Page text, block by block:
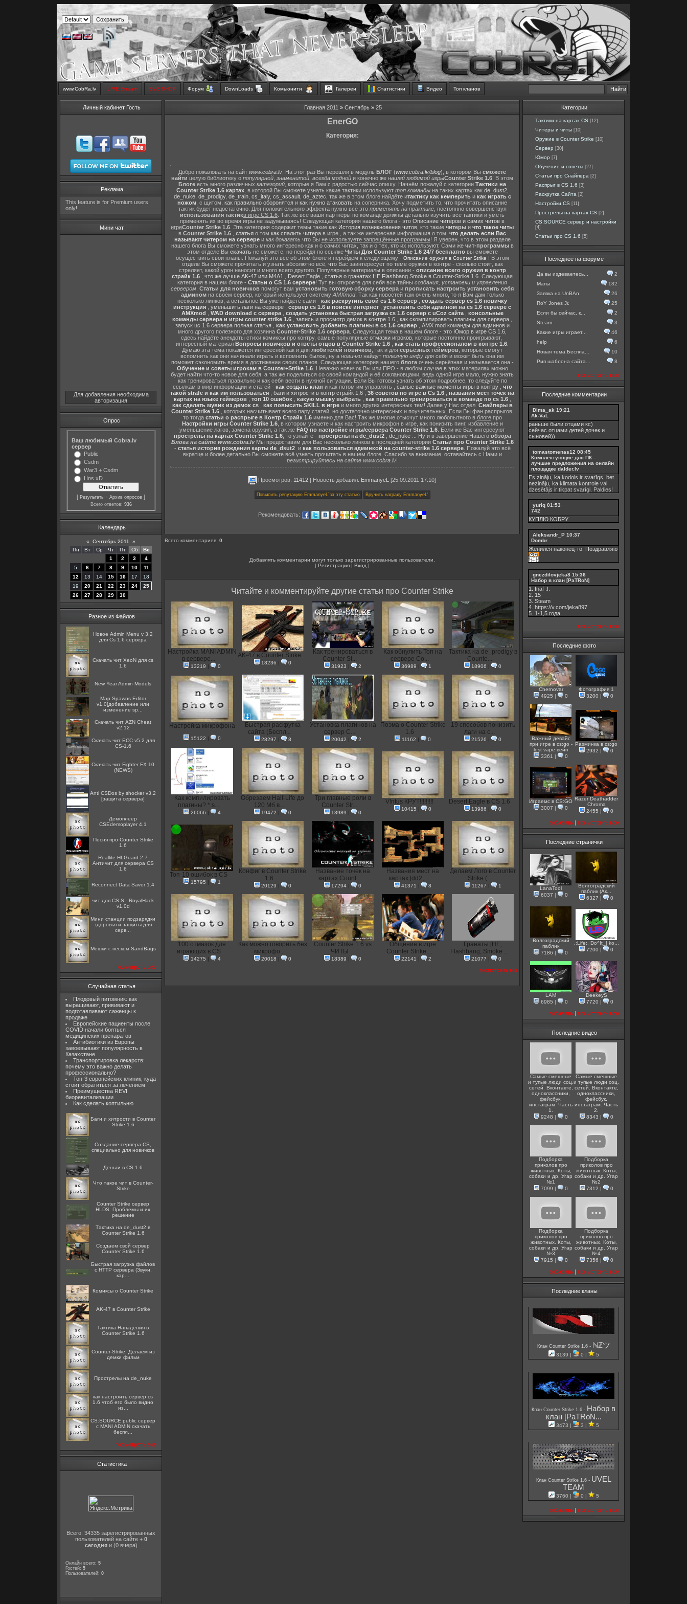
www.CobRa.lv LIVE Stream SMS SHOP Форум DownLoads Комьюнити Галереи Статистики Видео Топ кланов
Личный кабинет Гость
Реклама
This feature is for Premium users
only!
Мини чат
Для добавления необходима
авторизация
Опрос
Ваш любимый Cobra.lv
сервер
Public
Csdm
War3 + Csdm
Hns xD
[ Результаты · Архив опросов ]
Всего ответов: 936
Календарь
« Сентябрь 2011
»
Пн
Вт Ср Чт Пт Сб
Вс
1
2 3
4
5
6 7 8 9 10
11
12
13 14 15 16 17
18
19
20 21 22 23 24
25
26
27 28 29 30
Разное из Файлов
Новое Admin Menu v 3.2
для Cs 1.6 сервера
Скачать чит XeoN для cs
1.6
New Year Admin Models
Map Spawns Editor
v1.0[добавление или
изменение sp...
Скачать чит AZN Cheat
v2.12
Скачать чит ECC v5.2 для
CS-1.6
Скачать чит Fighter FX 10
(NEWS)
Anti CSDos by shocker v3.2
[защита сервера]
Демоплеер
CSEdemoplayer 4.1
Песня про Counter Strike
1.6
Reallite HLGuard 2.7
Aнтичит для сервера CS
1.6
Reconnect Data Saver 1.4
чит для CS:S - RoyalHack
v1.0d
Мини станции подзарядки
здоровья и защиты для
серв...
Мешки с песком SandBags
посмотреть все
Случайная статья
Плодовый питомник: как
выращивают, прививают и
подготавливают саженцы к
продаже
Европейские пациенты после
COVID начали бояться
медицинских препаратов
Антибиотики из Европы
завоевывают популярность в
Казахстане
Транспортировка лекарств:
почему это важно делать
профессионально?
Топ-3 европейских клиник, куда
стоит обратиться за лечением
Преимущества REVI
биоревитализации
Как сделать коптильню
Баги и хитрости в Counter
Strike 1.6
Создание сервера CS,
специально для новичков
Деньги в CS 1.6
Что такое чит в Counter-
Strike
Counter Strike сервер
HLDS: Проблемы и их
решение
Тактика на de_dust2 в
Counter Strike 1.6
Создаем свой сервер
Counter Strike 1.6
Быстрая загрузка файлов
с HTTP сервера (Звуки,
кар...
Комиксы о Counter Strike
AK-47 в Counter Strike
Тактика Нападения в
Counter Strike 1.6
Counter-Strike: Делаем из
демки фильм
Прострелы на de_nuke
как настроить сервер cs
1.6 чтоб его было видно
из...
CS:SOURCE public сервер
с MANI ADMIN скачать
беспл...
посмотреть все
Статистика
Всего: 34335 зарегистрированных
пользователей на сайте + 0
сегодняи (0 вчера)
Онлайн всего: 5
Гостей: 5
Пользователей: 0
Главная 2011 » Сентябрь » 25
EnerGO
Категория:
Добро пожаловать на сайт www.cobra.lv . На этот раз Вы перешли в модуль БЛОГ (www.cobra.lv/blog), в котором Вы сможете
найти целую библиотеку о популярной знаменитой всегда модной и конечно же нашей любимой игрыCounter Strike 1.6! В этом
Блоге есть много различных категорий , которые я Вам с радостью сейчас опишу. Начнём пожалуй с категории Тактики на
Counter Strike 1.6 картах, в которой Вы сможете узнать какие тактики используют топ командына таких картах как de_dust2,
de_nuke, de_prodigy, de_train, cs_italy, cs_assault, de_aztec , так же в этом блоге найдёте итактику как кемперитьи как играть с
ножом , с щитом, как правильно оборонятся и как нужно атаковать на соперника. Хочу подметить то, что прочитать описание
тактик будет недостаточно. Для положительного эффекта нужно всё это применять на практике, постоянно совершенствуя
использования тактикв игре CS 1.6 . Так же все ваши партнёры по команде должны детально изучить все тактики и уметь
применять их во время игры не задумываясь! Следующая категория нашего блога - это Описание читеров и самих читов в
игреCounter Strike 1.6 . Эта категория содержит темы такие как История возникновения читов , кто такие читеры и что такое читы
в Counter Strike 1.6 статья о том как спалить читера в игре , а так же интересная информация о том, что делать если Вас
называют читером на сервереи как доказать что Вы не используете запрещённые программы! Я уверен, что в этом разделе
нашего блога Вы сможете узнать много интересно как и о самих читах, так и о тех, кто их используют. Сами же чит-программыв
этом отделе Вы скачатьне сможете, но перейдя по ссылке Читы Для Counter Strike 1.6 24/7 бесплатновы сможете
осуществить свои планы. Пожалуй это всё об этом блоге и перейдём к следующему - Описание оружия в Counter Strike ! В этом
отделе Вы сможете прочитать и узнать абсолютно всё, что Вас заинтересует по теме оружия в контре - сколько стоит, как
стреляет, какой урон наносит и много всего другого. Популярные материалы в описании - описание всего оружия в контр
страйк 1.6
что же лучше AK-47 или M4A1 Desert Eagle статья о гранатах HE Flashbang Smoke в Counter-Strike 1.6 . Следующая
категория в нашем блоге - Статьи о CS 1.6 сервере! Тут вы откроете для себя все тайны создания, установки и управления
сервером Статьи для новичков помогут вам установить готовую сборку сервера и прописать настроить установить себя
админомна своём сервер, который использует систему AMXmod. Так как новостей там очень много, то я Вам дам только
несколько линков, а остальное Вы уже найдёте сами - как раскрутить свой cs 1.6 сервер
создать сервер cs 1.6 новичку
инструкция
уменьшить лаги на сервере сервер cs 1.6 в поиске интернет
установить себя админом на cs 1.6 сервере с
AMXmod
WAD download с сервера, создать установка быстрая загрузка cs 1.6 сервер с uCoz сайта, консольные
команды сервера и игры counter strike 1.6
запись и просмотр демок в контре 1.6 как скомпилировать плагины для сервера
запуск цс 1.6 сервера полная статья, как установить добавить плагины в cs 1.6 сервер, AMX mod команды для админови
много другого полезного для хозяина Counter-Strike 1.6 сервера . Следующая тема в нашем блоге - это Юмор в игре CS 1.6
сдесь найдёте анекдоты стихи комиксы про контру, самые популярные отмазки игроков , которые постоянно проигрывают,
интересный материал Вопросы новичков и ответы отцов в Counter Strike 1.6 как стать профессионалом в контре 1.6
Думаю эта тема покажется интересной как и для любителей новичков , так и для серьёзных геймеров , которые смогут
вспомнить как они начинали играть и вспомнить былое, ну а новички найдут полезную инфу для себя и может быть она им
поможет сэкономить время в достижении своих планов. Следующая категория нашего блогаочень серьёзная и называется она -
Обучение и советы игрокам в Counter+Strike 1.6. Неважно новичок Вы или ПРО - в любом случае в этих материлах можно
будет найти что-то новое для себя, а так же поделиться со своей командой и её соклановцами, ведь одной игре мало, нужно знать
как тренироваться правильно и как себя вести в нужной ситуации. Если Вы готовы узнать об этом подробнее, то следуйте по
ссылкам в мир информации и статей - как создать клан и как потом им управлять , самые важные моменты игры в контру, что
такой strafe и как им пользоваться
баги и хитрости в контр страйк 1.6 36 советов по игре в Cs 1.6
названия мест точек на
картах на языке геймеров, топ 10 ошибок, какую мышку выбрать, как правильно тренироваться в команде по cs 1.6,
как сделать мувик из демок cs, как повысить SKILL в игреи много других интересных тем! Далее у Нас отдел Снайперы в
Counter Strike 1.6, которых насчитывает всего пару статей, но достаточно интересных и поучительных. Если Вы фан распрыгов,
то тогда статьи о распрыге в Контр Страйк 1.6именно для Вас! Так же многие отысчут много любопытного в блогепро
Настройки игры Counter Strike 1.6, в котором узнаете и как настроить микрофон в игре, как понизить пинг, избавление и
уменьшение лагов, замена оружия, а так же FAQ по настройке игры/сервера Counter Strike 1.6 . Если же Вас интересуют
прострелы на картах Counter Strike 1.6, то узнайте - прострелы на de_dust2, de_nuke... Ну и в завершение Нашего обзора
Блога на сайте www.cobra.lvМы предоставим для Вас несколько линков в последней категории Статьи про Counter Strike 1.6
- статья история рождения карты de_dsut2и как пользоваться админкой на counter-strike 1.6 сервере. Пожалуй это всё
вкратце и более детально Вы сможете всё узнать прочитать в нашем блоге. Спасибо за внимание, оставайтесь с Нами и
регистрируйтесь на сайте www.cobra.lv!
Просмотров: 11412 | Новость добавил: EmmanyeL [25.09.2011 17:10]
Рекомендовать:
Всего комментариев: 0
Добавлять комментарии могут только зарегистрированные пользователи.
[ Регистрация | Вход ]
Читайте и комментируйте другие статьи про Counter Strike
Настройка MANI ADMIN
в сервере...
13219 | 0
AK-47 в Counter Strike
18236 | 0
Как тренироваться в
Counter St...
31923 | 2
Как обнулить Топ на
сервере Co...
36989 | 1
Тактика на de_prodigy в
Counte...
18906 | 0
Настройка микрофона
15122 | 0
Быстрая раскрутка
сайта (Беспл...
28297 | 8
Установка плагинов на
сервер C...
20042 | 2
Поэма о Counter Strike
1.6
11162 | 0
19 способов понизить
лаги на с...
21526 | 0
Как компилировать
плагины? *.s...
26066 | 4
Обрезаем Half-Life до
120 Мб в...
19472 | 0
Три главные роли в
Counter Str...
13989 | 0
V!ntus КРУТ!!!!!!!!!
10415 | 0
Desert Eagle в CS 1.6
13986 | 0
Топ-10 ошибок в CS
15795 | 1
Конфиг в Counter Strike
1.6
20129 | 0
Название точек на
картах Count...
17294 | 0
Названия мест на
картах [dd2, ...
41371 | 8
Делаем Лого в Counter
Strike (...
11267 | 1
100 отмазок для
играющих в CS
14275 | 4
Как можно говорить без
микрофо...
20018 | 0
Counter Strike 1.6 vs
ЧИТЫ
18389 | 0
Общение в игре
Counter Strike ...
22141 | 2
Гранаты [HE,
Flashbang, Smoke ...
21077 |
0
посмотреть все
Категории
Тактики на картах CS [12]
Читеры и читы [10]
Оружие в Counter Strike [10]
Сервер [30]
Юмор [7]
Обучение и советы [27]
Статьи про Снайпера [2]
Распрыг в CS 1.6 [3]
Раскрутка Сайта [2]
Настройки CS [11]
Прострелы на картах CS [2]
CS:SOURCE сервер и настройки
[4]
Статьи про CS 1.6 [5]
Последнее на форуме
Да вы издеваетесь...
2
Мапы
182
Заявка на UnBAn
26
RoY Jones Jr.
25
Если бы сейчас, к...
2
Steam
3
Какие игры играет...
46
help
6
Новая тема.Беспла...
10
Рип шаблона сайта...
8
посмотреть все
Последние комментарии
Dima_ak 19:21
Ak-VaL
раньше были отцами кс)
сейчас отцами детей дочек и
сыновей))
tomastomenas12 08:45
Комплектующие для ПК –
лучшие предложения на онлайн
площадке dalder.lv
Es zināju, ka kodols ir svarīgs, bet
nezināju, ka klimata kontrole vai
dzesētājs ir tikpat svarīgi. Paldies!
yuriq 01:53
742
КУПЛЮ КОБРУ
Aleksandr_P 10:37
Dombr
Женился наконец-то. Поздравляю
gnezdilovjeka8 15:36
Набор в клан [PaTRoN]
1. fnaf .!.
2. 15
3. Steam
4. https://v.com/jeka897
5. 1-1,5 годa
посмотреть все
Последние фото
Chernovar
4925 | 0
Фотография 1
3200 | 0
Важный девайс
при игре в cs:go -
lost vape вейп
3361 | 0
Разминка в cs:go
2932 | 0
Играемс в CS:GO
3007 | 0
Razer Deathadder
Chroma
2455 | 0
добавить | посмотреть все
Последние странички
LanaTool
6037 | 0
Волгоградский
паблик (Ак...
6327 | 0
Волгоградский
паблик
7186 | 0
.:Life:. Do^It_| ko...
7200 | 0
LAM
6985 | 0
DeekeyS
7720 | 0
добавить | посмотреть все
Последние видео
Самые смешные
и тупые люди соц.
сетей. Вконтакте,
одноклассники,
фейсбук,
инстаграм. Часть
1.
9248 | 0
Самые смешные
и тупые люди соц.
сетей. Вконтакте,
одноклассники,
фейсбук,
инстаграм. Часть
2.
8343 | 0
Подборка
приколов про
животных. Коты,
собаки и др. Угар
№1
7099 | 0
Подборка
приколов про
животных. Коты,
собаки и др. Угар
№2
7312 | 0
Подборка
приколов про
животных. Коты,
собаки и др. Угар
№3
7915 | 0
Подборка
приколов про
животных. Коты,
собаки и др. Угар
№4
7356 | 0
добавить | посмотреть все
Последние кланы
Клан Counter Strike 1.6 - ℕℤツ
3139 | 0 | 5
Клан Counter Strike 1.6 - Набор в
клан [PaTRoN...
3473 | 3 | 5
Клан Counter Strike 1.6 - UVEL
TEAM
3760 | 0 | 5
добавить | посмотреть все